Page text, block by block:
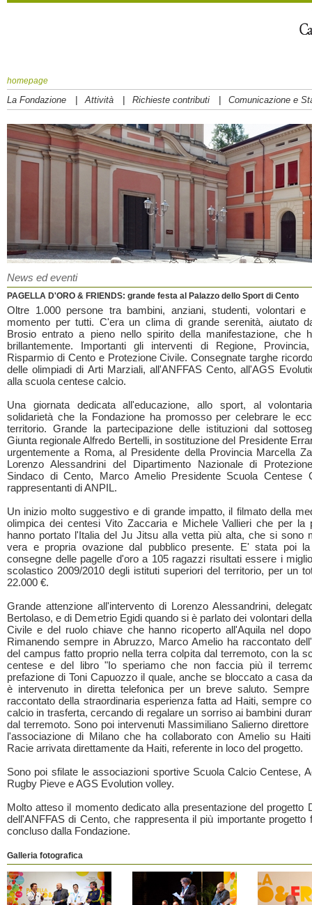
homepage
La Fondazione | Attività | Richieste contributi | Comunicazione e
News ed eventi
PAGELLA D'ORO & FRIENDS: grande festa al Palazzo dello Sport di Cento
Oltre 1.000 persone tra bambini, anziani, studenti, volontari e
momento per tutti. C'era un clima di grande serenità, aiutato
Brosio entrato a pieno nello spirito della manifestazione, che
brillantemente. Importanti gli interventi di Regione,
Risparmio di Cento e Protezione Civile. Consegnate targhe
delle olimpiadi di Arti Marziali, all'ANFFAS Cento, all'AGS
alla scuola centese calcio.
Una giornata dedicata all'educazione, allo sport, al
solidarietà che la Fondazione ha promosso per celebrare le
territorio. Grande la partecipazione delle istituzioni dal
Giunta regionale Alfredo Bertelli, in sostituzione del Presidente
urgentemente a Roma, al Presidente della Provincia Marcella
Lorenzo Alessandrini del Dipartimento Nazionale di
Sindaco di Cento, Marco Amelio Presidente Scuola Centese
rappresentanti di ANPIL.
Un inizio molto suggestivo e di grande impatto, il filmato della
olimpica dei centesi Vito Zaccaria e Michele Vallieri che per la
hanno portato l'Italia del Ju Jitsu alla vetta più alta, che si sono
vera e propria ovazione dal pubblico presente. E' stata poi
consegne delle pagelle d'oro a 105 ragazzi risultati essere i
scolastico 2009/2010 degli istituti superiori del territorio, per un
22.000 €.
Grande attenzione all'intervento di Lorenzo Alessandrini,
Bertolaso, e di Demetrio Egidi quando si è parlato dei volontari
Civile e del ruolo chiave che hanno ricoperto all'Aquila nel
Rimanendo sempre in Abruzzo, Marco Amelio ha raccontato
del campus fatto proprio nella terra colpita dal terremoto, con la
centese e del libro "Io speriamo che non faccia più il
prefazione di Toni Capuozzo il quale, anche se bloccato a casa
è intervenuto in diretta telefonica per un breve saluto.
raccontato della straordinaria esperienza fatta ad Haiti, sempre
calcio in trasferta, cercando di regalare un sorriso ai bambini
dal terremoto. Sono poi intervenuti Massimiliano Salierno direttore
l'associazione di Milano che ha collaborato con Amelio su
Racie arrivata direttamente da Haiti, referente in loco del progetto.
Sono poi sfilate le associazioni sportive Scuola Calcio Centese,
Rugby Pieve e AGS Evolution volley.
Molto atteso il momento dedicato alla presentazione del progetto
dell'ANFFAS di Cento, che rappresenta il più importante progetto
concluso dalla Fondazione.
Galleria fotografica